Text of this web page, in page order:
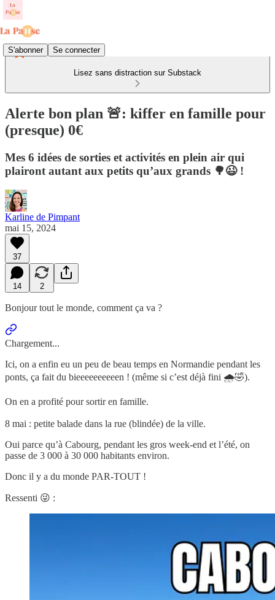
S'abonner Se connecter
Lisez sans distraction sur Substack
Alerte bon plan 🚨: kiffer en famille pour
(presque) 0€
Mes 6 idées de sorties et activités en plein air qui
plairont autant aux petits qu’aux grands 🌳😉 !
Karline de Pimpant
mai 15, 2024
37
14 2
Bonjour tout le monde, comment ça va ?
Chargement...
Ici, on a enfin eu un peu de beau temps en Normandie pendant les
ponts, ça fait du bieeeeeeeeeen ! (même si c’est déjà fini 🌧🤣).
On en a profité pour sortir en famille.
8 mai : petite balade dans la rue (blindée) de la ville.
Oui parce qu’à Cabourg, pendant les gros week-end et l’été, on
passe de 3 000 à 30 000 habitants environ.
Donc il y a du monde PAR-TOUT !
Ressenti 😜 :